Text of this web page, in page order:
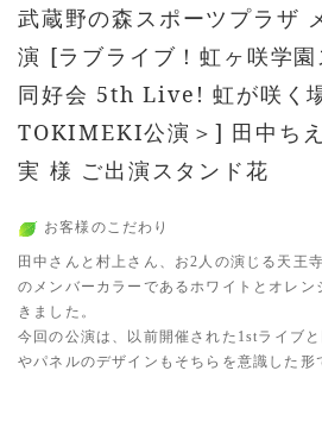
武蔵野の森スポーツプラザ
演 [ラブライブ！虹ヶ咲学
同好会 5th Live! 虹が咲く
TOKIMEKI公演＞] 田中ち
実 様 ご出演スタンド花
お客様のこだわり
田中さんと村上さん、お2人の演じる天王
のメンバーカラーであるホワイトとオレン
きました。
今回の公演は、以前開催された1stライブ
やパネルのデザインもそちらを意識した形